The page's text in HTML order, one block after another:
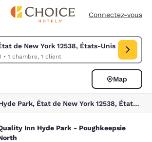
Connectez-vous
de New York 12538, États-Unis
• 1 chambre, 1 client
pour Hyde Park, État de New York 12538,
Map
7 hôtels près de Hyde Park, État de New York 12538, États-Unis
Hyde Park -
Inn Hyde Park - Poughkeepsie